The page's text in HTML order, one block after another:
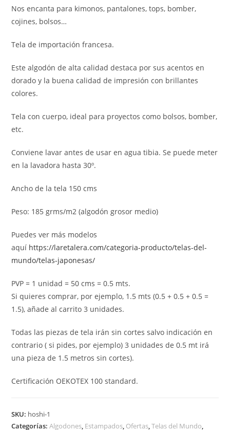
Nos encanta para kimonos, pantalones, tops, bomber,
cojines, bolsos…
Tela de importación francesa.
Este algodón de alta calidad destaca por sus acentos en
dorado y la buena calidad de impresión con brillantes
colores.
Tela con cuerpo, ideal para proyectos como bolsos, bomber,
etc.
Conviene lavar antes de usar en agua tibia. Se puede meter
en la lavadora hasta 30º.
Ancho de la tela 150 cms
Peso: 185 grms/m2 (algodón grosor medio)
Puedes ver más modelos
aquí https://laretalera.com/categoria-producto/telas-del-
mundo/telas-japonesas/
PVP = 1 unidad = 50 cms = 0.5 mts.
Si quieres comprar, por ejemplo, 1.5 mts (0.5 + 0.5 + 0.5 =
1.5), añade al carrito 3 unidades.
Todas las piezas de tela irán sin cortes salvo indicación en
contrario ( si pides, por ejemplo) 3 unidades de 0.5 mt irá
una pieza de 1.5 metros sin cortes).
Certificación OEKOTEX 100 standard.
SKU: hoshi-1
Categorías:Algodones, Estampados, Ofertas,Telas del Mundo,